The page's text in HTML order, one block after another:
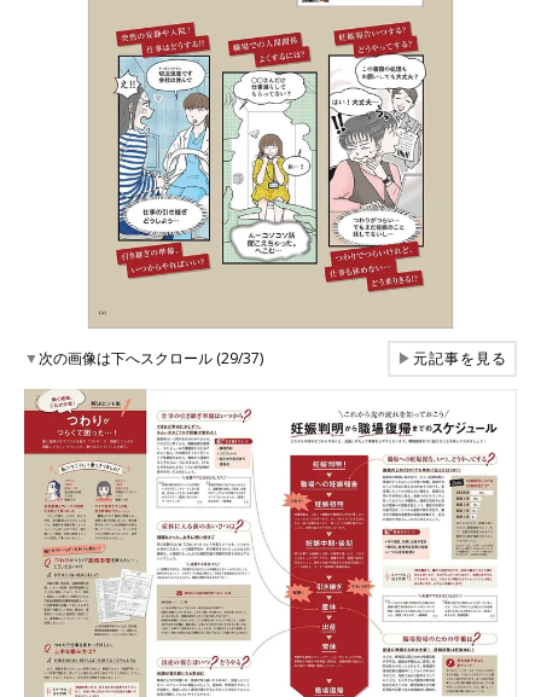
▼次の画像は下へスクロール (29/37) ▶元記事を見る